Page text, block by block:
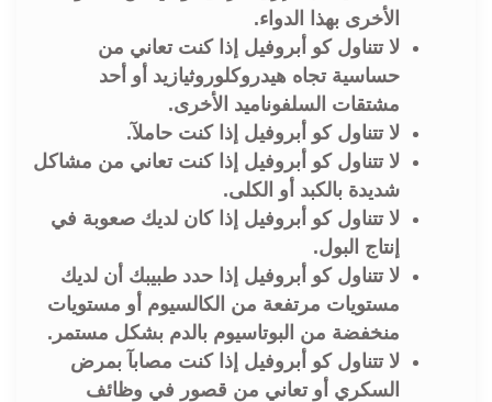
الأخرى بهذا الدواء.
لا تتناول كو أبروفيل إذا كنت تعاني من
حساسية تجاه هيدروكلوروثيازيد أو أحد
مشتقات السلفوناميد الأخرى.
لا تتناول كو أبروفيل إذا كنت حاملآ.
لا تتناول كو أبروفيل إذا كنت تعاني من مشاكل
شديدة بالكبد أو الكلى.
لا تتناول كو أبروفيل إذا كان لديك صعوبة في
إنتاج البول.
لا تتناول كو أبروفيل إذا حدد طبيبك أن لديك
مستويات مرتفعة من الكالسيوم أو مستويات
منخفضة من البوتاسيوم بالدم بشكل مستمر.
لا تتناول كو أبروفيل إذا كنت مصابآ بمرض
السكري أو تعاني من قصور في وظائف